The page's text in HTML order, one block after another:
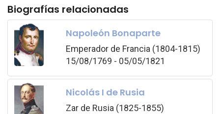
Biografías relacionadas
Napoleón Bonaparte
Emperador de Francia (1804-1815)
15/08/1769 - 05/05/1821
Nicolás I de Rusia
Zar de Rusia (1825-1855)